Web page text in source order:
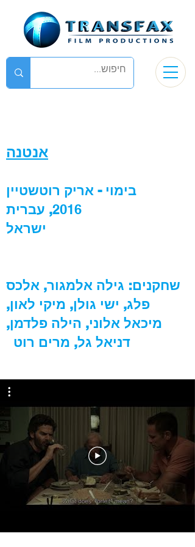
אנטנה
בימוי - אריק רוטשטיין
2016
, עברית
ישראל
שחקנים: גילה אלמגור, אלכס
פלג, ישי גולן, מיקי לאון,
מיכאל אלוני, הילה פלדמן,
דניאל גל, מרים רוט